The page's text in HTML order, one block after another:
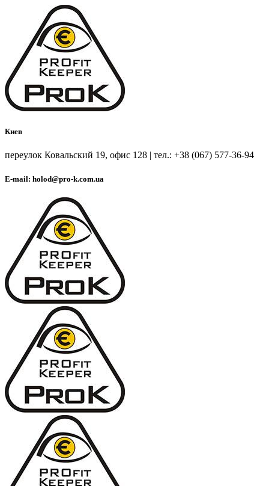
Киев
переулок Ковальский 19, офис 128 | тел.: +38 (067) 577-36-94
E-mail: holod@pro-k.com.ua